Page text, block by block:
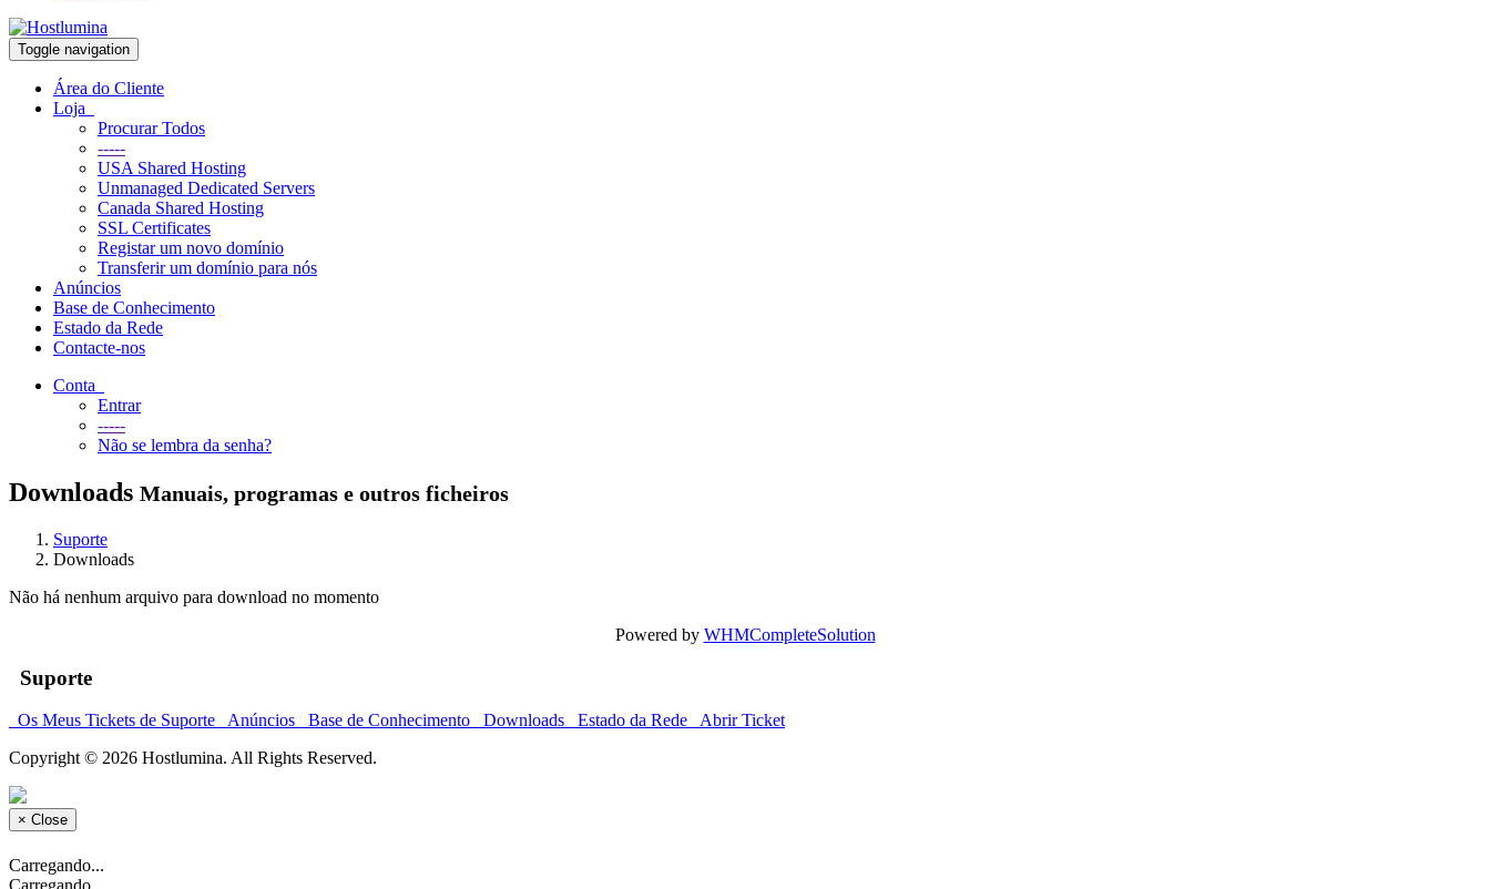
Toggle navigation
Área do Cliente
Loja
Procurar Todos
-----
USA Shared Hosting
Unmanaged Dedicated Servers
Canada Shared Hosting
SSL Certificates
Registar um novo domínio
Transferir um domínio para nós
Anúncios
Base de Conhecimento
Estado da Rede
Contacte-nos
Conta
Entrar
-----
Não se lembra da senha?
Downloads Manuais, programas e outros ficheiros
Suporte
Downloads
Não há nenhum arquivo para download no momento
Powered by WHMCompleteSolution
Suporte
Os Meus Tickets de Suporte Anúncios Base de Conhecimento Downloads Estado da Rede
Abrir Ticket
Copyright © 2026 Hostlumina. All Rights Reserved.
× Close
Carregando...
Carregando...